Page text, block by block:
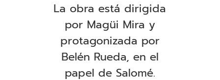
La obra está dirigida
por Magüi Mira y
protagonizada por
Belén Rueda, en el
papel de Salomé.